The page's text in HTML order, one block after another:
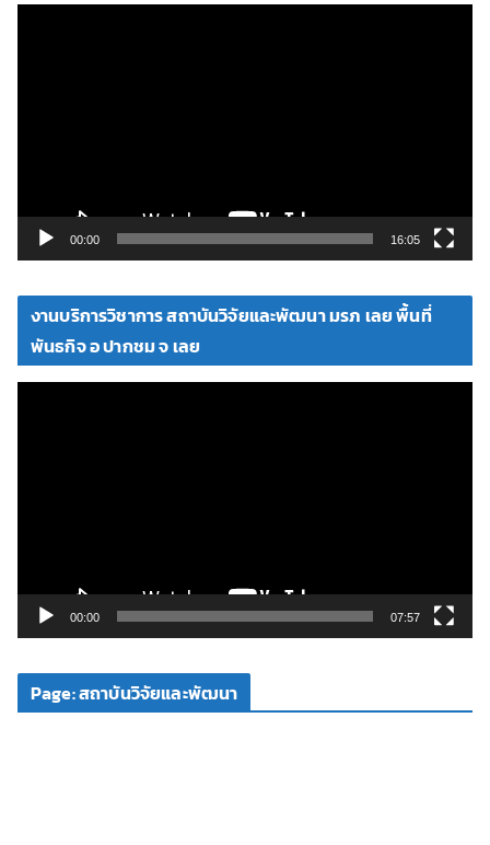
ดี
โ
00:00 16:05
งานบริการวิชาการ สถาบันวิจัยและพัฒนา มรภ เลย พื้นที่
พันธกิจ อ ปากชม จ เลย
ดี
โ
00:00 07:57
Page: สถาบันวิจัยและพัฒนา